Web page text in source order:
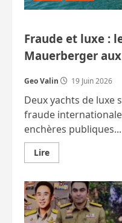
Fraude et luxe :
Mauerberger
Geo Valin 19 Juin 2026
Deux yachts de luxe
fraude
enchères publiques...
LireEn
savoir
Fraude
et
luxe
:
les